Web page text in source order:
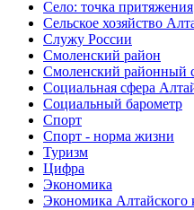
Село: точка притяжения
Сельское хозяйство
Служу России
Смоленский район
Смоленский районный
Социальная сфера
Социальный барометр
Спорт
Спорт - норма жизни
Туризм
Цифра
Экономика
Экономика Алтайского